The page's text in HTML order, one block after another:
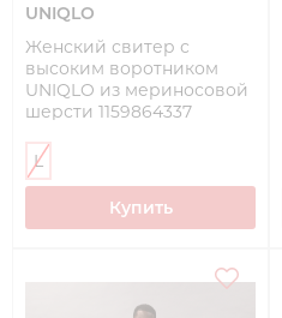
UNIQLO
Женский свитер с
высоким воротником
UNIQLO из мериносовой
шерсти 1159864337
L
Купить